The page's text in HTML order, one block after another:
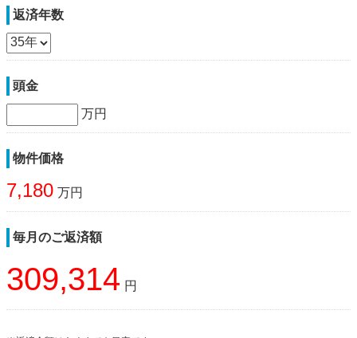
返済年数
頭金
万円
物件価格
7,180 万円
毎月のご返済額
309,314 円